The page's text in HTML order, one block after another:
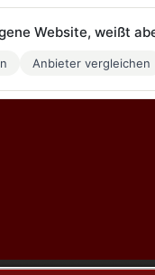
Website, weißt
Anbieter vergleichen